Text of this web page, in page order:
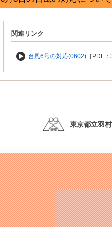
関連リンク
台風6号の対応(0602) ［PDF
東京都立羽